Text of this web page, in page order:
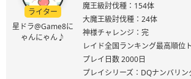
ライター
星ドラ@Game8に
ゃんにゃん♪
魔王級討伐種：154体
大魔王級討伐種：24体
神様チャレンジ：完
レイド全国ランキング最高順位
プレイ日数 2000日
プレイシリーズ：DQナンバリ